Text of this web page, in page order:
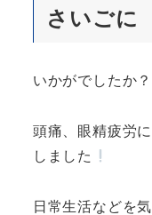
さいごに
いかがでしたか？
頭痛、眼精疲労
しました
日常生活などを